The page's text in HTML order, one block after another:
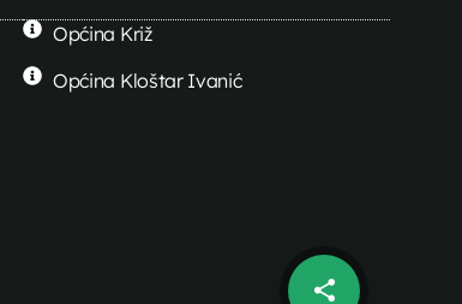
share
email
Općina Križ
Općina Kloštar Ivanić